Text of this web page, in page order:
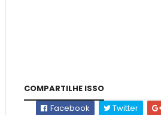
COMPARTILHE ISSO
Facebook
Twitter